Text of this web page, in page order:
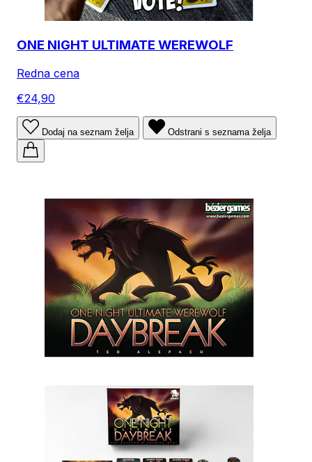
ONE NIGHT ULTIMATE WEREWOLF
Redna cena
€24,90
Dodaj na seznam želja Odstrani s seznama želja